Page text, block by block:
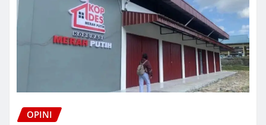
OPINI